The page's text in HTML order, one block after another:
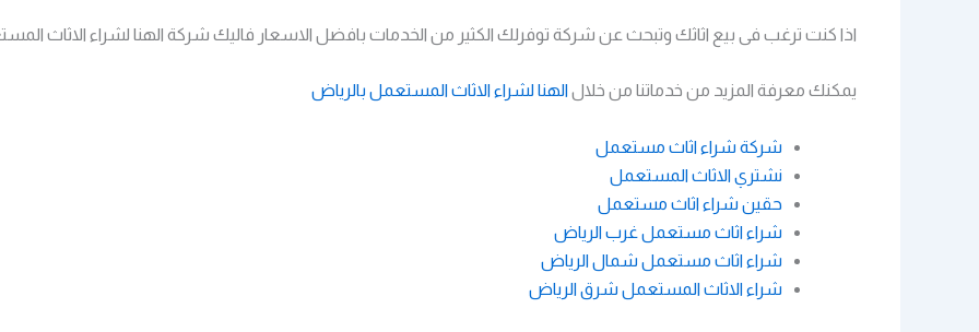
اذا كنت ترغب فى بيع اثاثك وتبحث عن شركة توفرلك الكثير من الخدمات بافضل الاسعار فاليك شركة الهنا لشراء الاثاث
يمكنك معرفة المزيد من خدماتنا من خلالالهنا لشراء الاثاث المستعمل بالرياض
شركة شراء اثاث مستعمل
نشتري الاثاث المستعمل
حقين شراء اثاث مستعمل
شراء اثاث مستعمل غرب الرياض
شراء اثاث مستعمل شمال الرياض
شراء الاثاث المستعمل شرق الرياض